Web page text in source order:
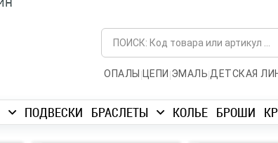
ОПАЛЫ | ЦЕПИ |ЭМАЛЬ|ДЕТСКАЯ
ПОДВЕСКИ БРАСЛЕТЫ КОЛЬЕ БРОШИ